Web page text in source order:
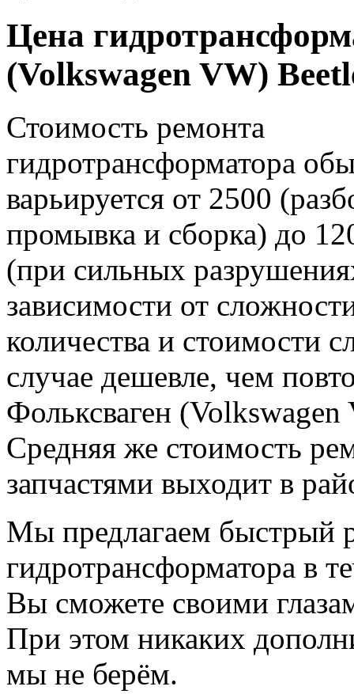
Цена
(Volkswagen VW)
Стоимость ремонта
гидротрансформатора
варьируется от 2500
промывка и сборка) до
(при сильных
зависимости от
количества и стоимости
случае дешевле, чем
Фольксваген
Средняя же стоимость
запчастями выходит в
Мы предлагаем быстрый
гидротрансформатора в
Вы сможете своими
При этом никаких
мы не берём.